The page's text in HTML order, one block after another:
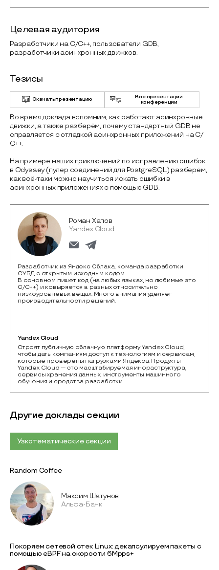
Целевая аудитория
Разработчики на С/С++, пользователи GDB,
разработчики асинхронных движков.
Тезисы
Скачать презентацию
Все презентации
конференции
Во время доклада вспомним, как работают асинхронные
движки, а также разберём, почему стандартный GDB не
справляется с отладкой асинхронных приложений на С/
С++.
На примере наших приключений по исправлению ошибок
в Odyssey (пулер соединений для PostgreSQL) разберём,
как всё-таки можно научиться искать ошибки в
асинхронных приложениях с помощью GDB.
Роман Хапов
Yandex Cloud
Разработчик из Яндекс Облака, команда разработки
СУБД с открытым исходным кодом.
В основном пишет код (на любых языках, но любимые это
С/С++) и ковыряется в разных относительно
низкоуровневых вещах. Много внимания уделяет
производительности решений.
Yandex Cloud
Строят публичную облачную платформу Yandex Cloud,
чтобы дать компаниям доступ к технологиям и сервисам,
которые проверены нагрузками Яндекса. Продукты
Yandex Cloud — это масштабируемая инфраструктура,
сервисы хранения данных, инструменты машинного
обучения и средства разработки.
Другие доклады секции
Узкотематические секции
Random Coffee
Максим Шатунов
Альфа-Банк
Покоряем сетевой стек Linux: декапсулируем пакеты с
помощью eBPF на скорости 6Mpps+